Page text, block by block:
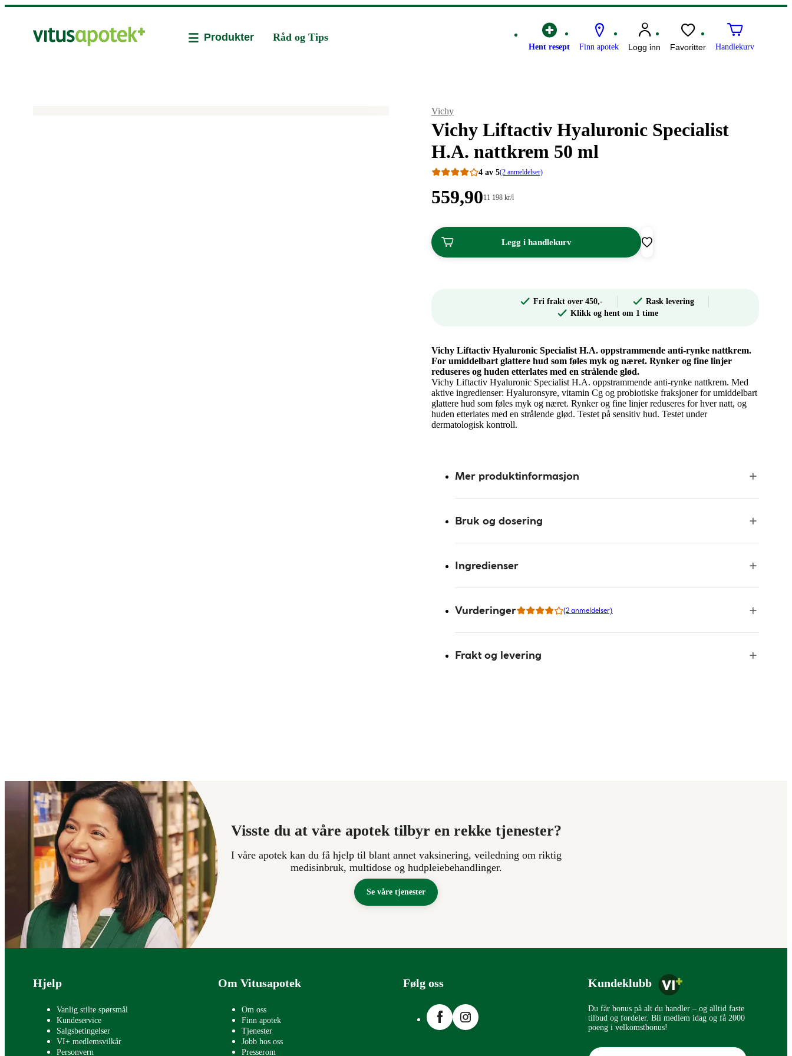
Hent resept Finn apotek Logg inn Favoritter Handlekurv
Produkter Råd og Tips
Merke
Vichy
Vichy Liftactiv Hyaluronic Specialist
H.A. nattkrem 50 ml
4 av 5(2 anmeldelser)
Pris:
kroner.
559,90Stykkpris:
kroner.
11 198 kr/l
Legg i handlekurv
Fri frakt over 450,-
Rask levering
Klikk og hent om 1 time
Vichy Liftactiv Hyaluronic Specialist H.A. oppstrammende anti-rynke nattkrem.
For umiddelbart glattere hud som føles myk og næret. Rynker og fine linjer
reduseres og huden etterlates med en strålende glød.
Vichy Liftactiv Hyaluronic Specialist H.A. oppstrammende anti-rynke nattkrem. Med
aktive ingredienser: Hyaluronsyre, vitamin Cg og probiotiske fraksjoner for umiddelbart
glattere hud som føles myk og næret. Rynker og fine linjer reduseres for hver natt, og
huden etterlates med en strålende glød. Testet på sensitiv hud. Testet under
dermatologisk kontroll.
Mer produktinformasjon
Bruk og dosering
Ingredienser
Vurderinger (2 anmeldelser)
Frakt og levering
Visste du at våre apotek tilbyr en rekke tjenester?
I våre apotek kan du få hjelp til blant annet vaksinering, veiledning om riktig
medisinbruk, multidose og hudpleiebehandlinger.
Se våre tjenester
Bunntekst
Hjelp
Vanlig stilte spørsmål
Kundeservice
Salgsbetingelser
VI+ medlemsvilkår
Personvern
Om Vitusapotek
Om oss
Finn apotek
Tjenester
Jobb hos oss
Presserom
Følg oss
FacebookInstagram
Kundeklubb
Du får bonus på alt du handler – og alltid faste
tilbud og fordeler. Bli medlem idag og få 2000
poeng i velkomstbonus!